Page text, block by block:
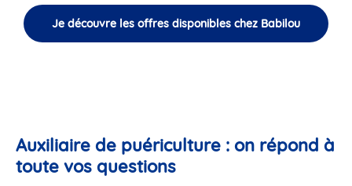
Je découvre les offres disponibles chez Babilou
Auxiliaire de puériculture : on répond à
toute vos questions